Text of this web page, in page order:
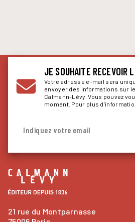
JE SOUHAITE RECEVOIR
Votre adresse e-mail sera
envoyer des informations sur
Calmann-Lévy. Vous pouvez
moment. Pour plus
Indiquez votre email
21 rue du Montparnasse